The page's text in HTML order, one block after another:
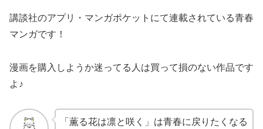
講談社のアプリ・マンガポケットにて連載されている青春
マンガです！
漫画を購入しようか迷ってる人は買って損のない作品です
よ♪
「薫る花は凛と咲く」は青春に戻りたくなる